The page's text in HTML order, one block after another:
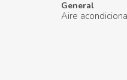
General
Aire